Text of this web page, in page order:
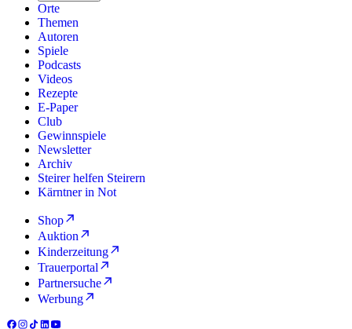
Orte
Themen
Autoren
Spiele
Podcasts
Videos
Rezepte
E-Paper
Club
Gewinnspiele
Newsletter
Archiv
Steirer helfen Steirern
Kärntner in Not
Shop
Auktion
Kinderzeitung
Trauerportal
Partnersuche
Werbung